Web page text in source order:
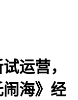
运营，
闹海》经